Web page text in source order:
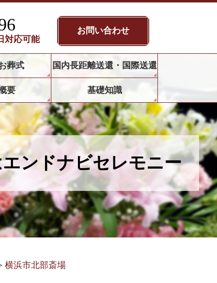
ンドナビセレモニー
対応可能
お問い合わせ
葬式 国内長距離送還・国際送還
要 基礎知識
横浜市北部斎場